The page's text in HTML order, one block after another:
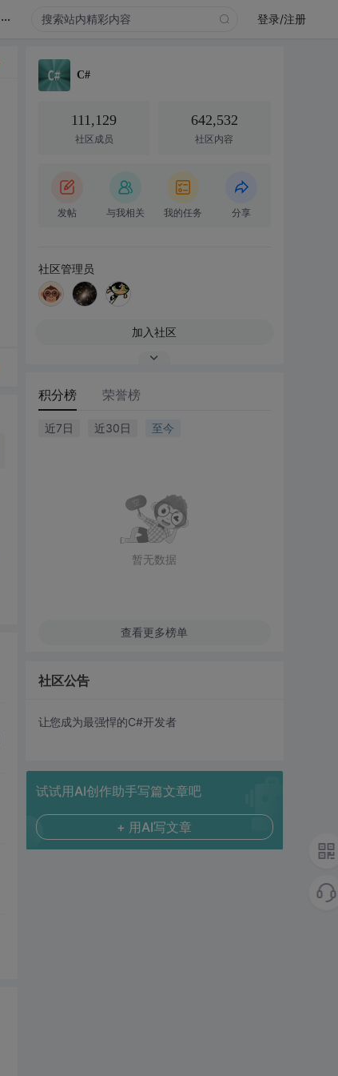
... 登录/注册
C#
111,129
社区成员
642,532
社区内容
发帖 与我相关 我的任务 分享
社区管理员
加入社区
积分榜 荣誉榜
近7日 近30日 至今
暂无数据
查看更多榜单
社区公告
让您成为最强悍的C#开发者
试试用AI创作助手写篇文章吧
+ 用AI写文章